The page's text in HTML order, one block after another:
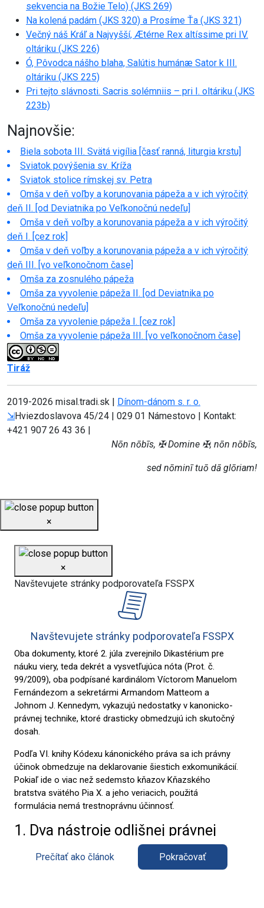
sekvencia na Božie Telo) (JKS 269)
Na kolená padám (JKS 320) a Prosíme Ťa (JKS 321)
Večný náš Kráľ a Najvyšší, Ætérne Rex altíssime pri IV.
oltáriku (JKS 226)
Ó, Pôvodca nášho blaha, Salútis humánæ Sator k III.
oltáriku (JKS 225)
Pri tejto slávnosti. Sacris solémniis – pri I. oltáriku (JKS
223b)
Najnovšie:
Biela sobota III. Svätá vigília [časť ranná, liturgia krstu]
Sviatok povýšenia sv. Kríža
Sviatok stolice rímskej sv. Petra
Omša v deň voľby a korunovania pápeža a v ich výročitý
deň II. [od Deviatnika po Veľkonočnú nedeľu]
Omša v deň voľby a korunovania pápeža a v ich výročitý
deň I. [cez rok]
Omša v deň voľby a korunovania pápeža a v ich výročitý
deň III. [vo veľkonočnom čase]
Omša za zosnulého pápeža
Omša za vyvolenie pápeža II. [od Deviatnika po
Veľkonočnú nedeľu]
Omša za vyvolenie pápeža I. [cez rok]
Omša za vyvolenie pápeža III. [vo veľkonočnom čase]
Tiráž
2019-2026 misal.tradi.sk |
Dínom-dánom s. r. o.
⇲Hviezdoslavova 45/24 | 029 01 Námestovo | Kontakt:
+421 907 26 43 36 |
Nōn nōbīs, ✠ Domine ✠, nōn nōbīs,
sed nōminī tuō dā glōriam!
×
×
Navštevujete stránky podporovateľa FSSPX
Navštevujete stránky podporovateľa FSSPX
Oba dokumenty, ktoré 2. júla zverejnilo Dikastérium pre
náuku viery, teda dekrét a vysvetľujúca nóta (Prot. č.
99/2009), oba podpísané kardinálom Víctorom Manuelom
Fernándezom a sekretármi Armandom Matteom a
Johnom J. Kennedym, vykazujú nedostatky v kanonicko-
právnej technike, ktoré drasticky obmedzujú ich skutočný
dosah.
Podľa VI. knihy Kódexu kánonického práva sa ich právny
účinok obmedzuje na deklarovanie šiestich exkomunikácií.
Pokiaľ ide o viac než sedemsto kňazov Kňazského
bratstva svätého Pia X. a jeho veriacich, použitá
formulácia nemá trestnoprávnu účinnosť.
1. Dva nástroje odlišnej právnej
Na jednej strane dekrét vyhlasuje „so všetkými právnymi
Prečítať ako článok Pokračovať